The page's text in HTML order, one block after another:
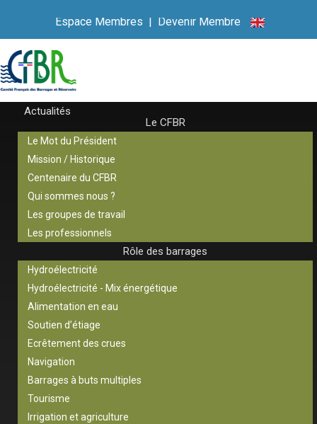
Espace Membres | Devenir Membre
Actualités
Le CFBR
Le Mot du Président
Mission / Historique
Centenaire du CFBR
Qui sommes nous ?
Les groupes de travail
Les professionnels
Rôle des barrages
Hydroélectricité
Hydroélectricité - Mix énergétique
Alimentation en eau
Soutien d’étiage
Ecrêtement des crues
Navigation
Barrages à buts multiples
Tourisme
Irrigation et agriculture